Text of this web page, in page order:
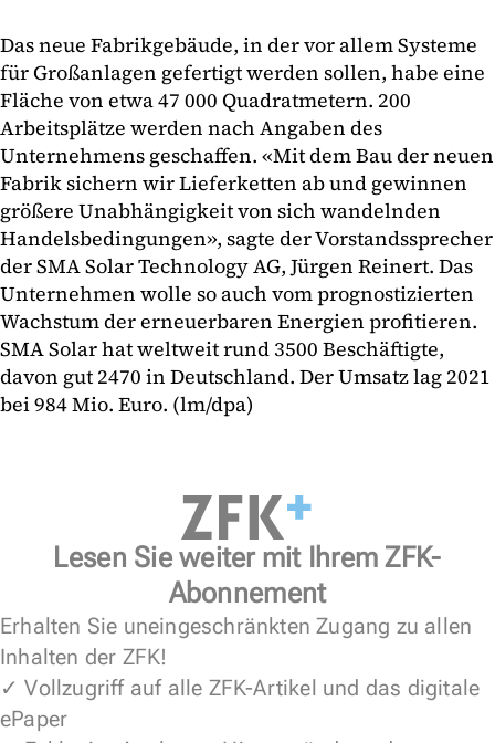
Das neue Fabrikgebäude, in der vor allem Systeme
für Großanlagen gefertigt werden sollen, habe eine
Fläche von etwa 47 000 Quadratmetern. 200
Arbeitsplätze werden nach Angaben des
Unternehmens geschaffen. «Mit dem Bau der neuen
Fabrik sichern wir Lieferketten ab und gewinnen
größere Unabhängigkeit von sich wandelnden
Handelsbedingungen», sagte der Vorstandssprecher
der SMA Solar Technology AG, Jürgen Reinert. Das
Unternehmen wolle so auch vom prognostizierten
Wachstum der erneuerbaren Energien profitieren.
SMA Solar hat weltweit rund 3500 Beschäftigte,
davon gut 2470 in Deutschland. Der Umsatz lag 2021
bei 984 Mio. Euro. (lm/dpa)
Lesen Sie weiter mit Ihrem ZFK-
Abonnement
Erhalten Sie uneingeschränkten Zugang zu allen
Inhalten der ZFK!
✓ Vollzugriff auf alle ZFK-Artikel und das digitale
ePaper